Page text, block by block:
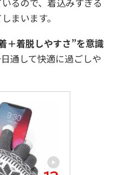
まいます。
＋着脱しやすさ”を意識
通して快適に過ごしや